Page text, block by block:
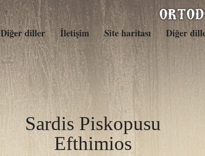
Diğer diller İletişim Site haritası Diğer
Sardis Piskopusu
Efthimios